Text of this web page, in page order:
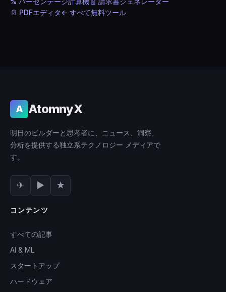
📄 PDFエディタ← すべて無料ツール
A AtomnyX
明日のビルダーと思考者に、ニュース、洞察、
分析を提供する独立系テクノロジー メディアで
す。
✈ ▶ ★
コンテンツ
すべての記事
AI & ML
スタートアップ
ハードウェア